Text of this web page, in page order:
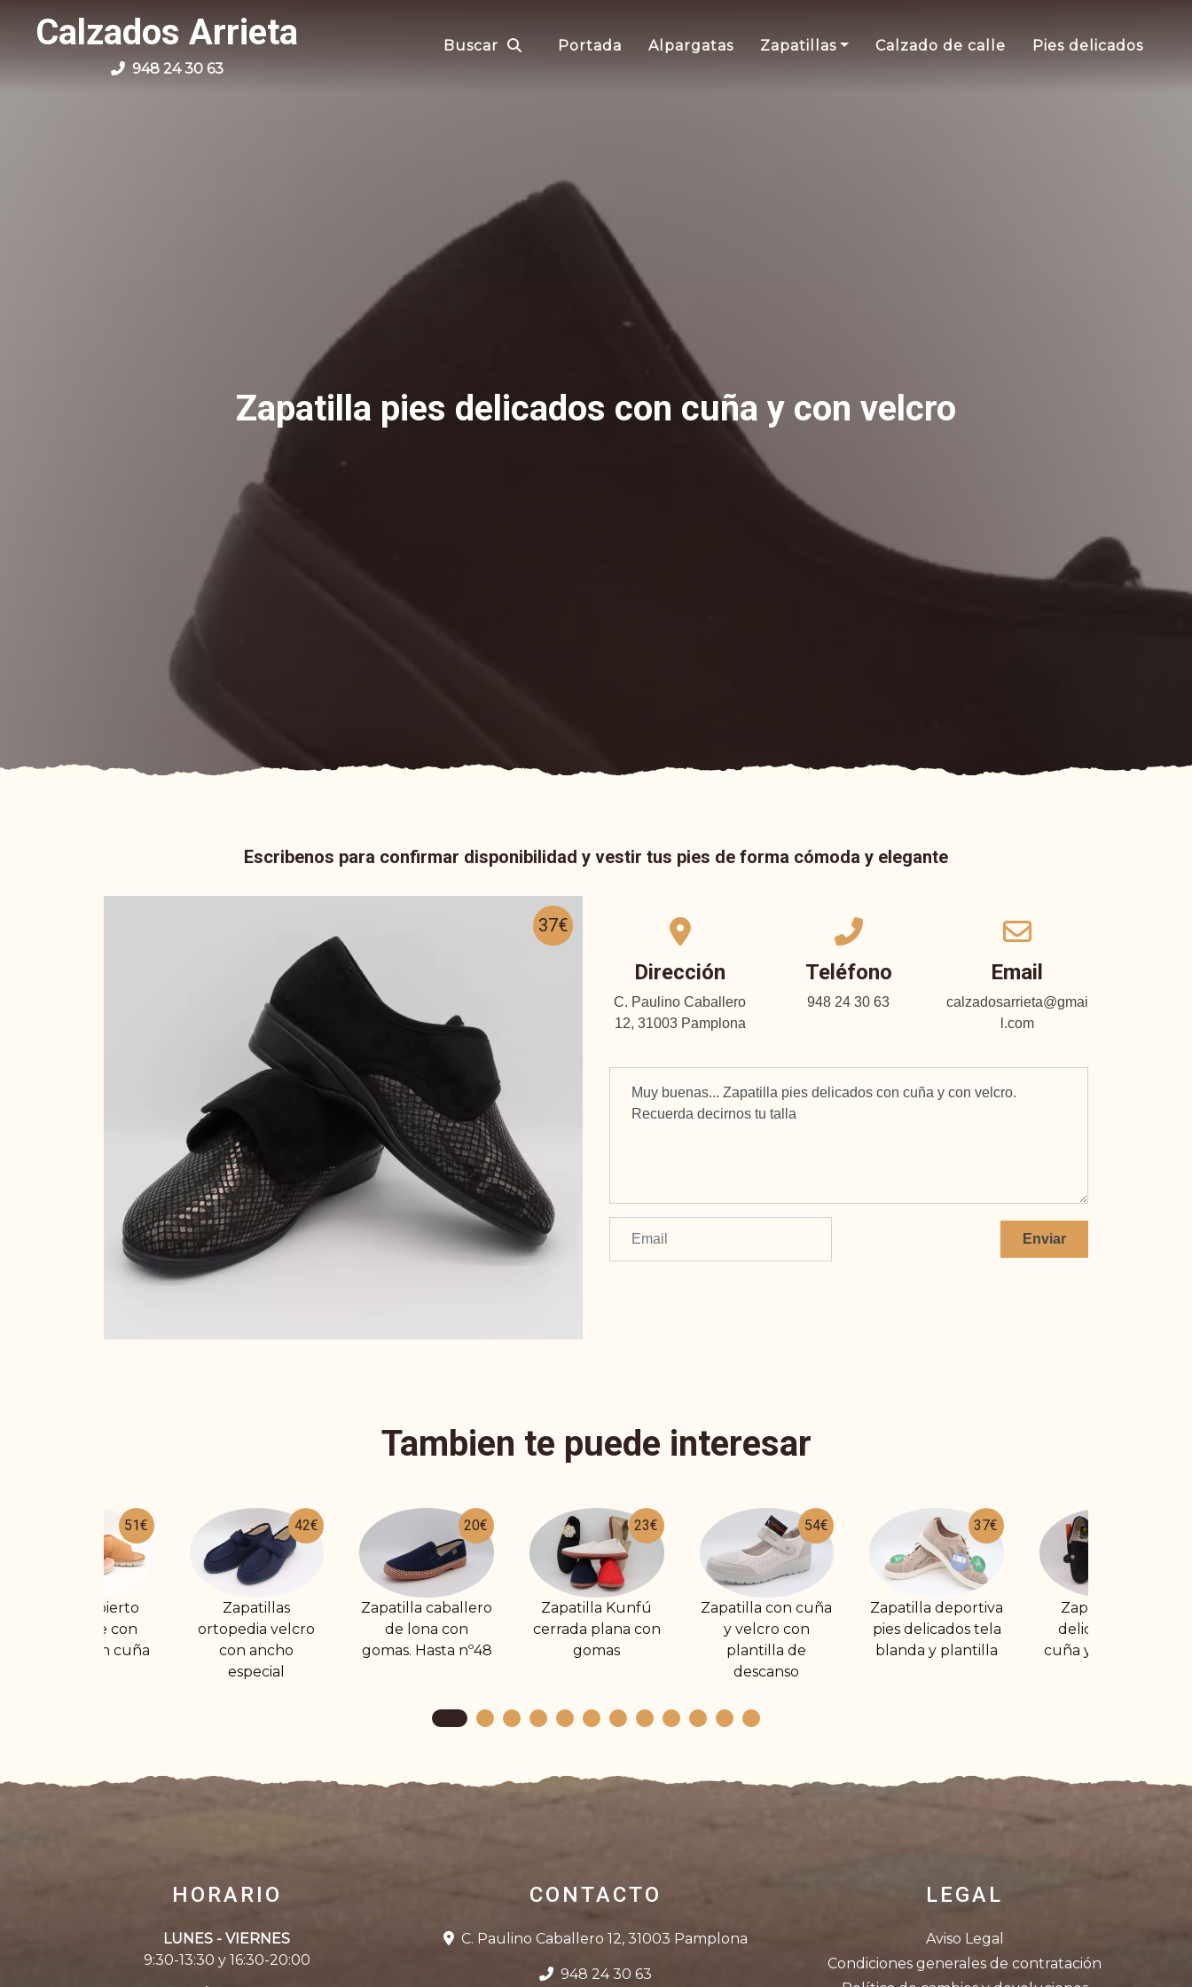
Calzados Arrieta
948 24 30 63
Buscar Portada Alpargatas Zapatillas Calzado de calle Pies delicados
Zapatilla pies delicados con cuña y con velcro
Escribenos para confirmar disponibilidad y vestir tus pies de forma cómoda y elegante
37€
Dirección
C. Paulino Caballero
12, 31003 Pamplona
Teléfono
948 24 30 63
Email
calzadosarrieta@gmai
l.com
Enviar
Tambien te puede interesar
y con cuña
42€
Zapatillas
ortopedia velcro
con ancho
especial
Zapatilla caballero
de lona con
gomas. Hasta nº48
23€
Zapatilla Kunfú
cerrada plana con
gomas
54€
Zapatilla con cuña
y velcro con
plantilla de
descanso
37€
Zapatilla deportiva
pies delicados tela
blanda y plantilla
Zapatilla pies
delicados con
cuña y con velcro
HORARIO
LUNES - VIERNES
9:30-13:30 y 16:30-20:00
CONTACTO
C. Paulino Caballero 12, 31003 Pamplona
948 24 30 63
LEGAL
Aviso Legal
Condiciones generales de contratación